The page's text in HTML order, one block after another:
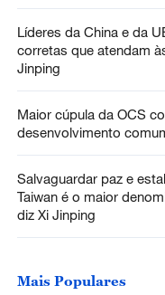
Líderes da China e da
corretas que atendam
Jinping
Maior cúpula da OCS
desenvolvimento
Salvaguardar paz e
Taiwan é o maior
diz Xi Jinping
Mais Populares